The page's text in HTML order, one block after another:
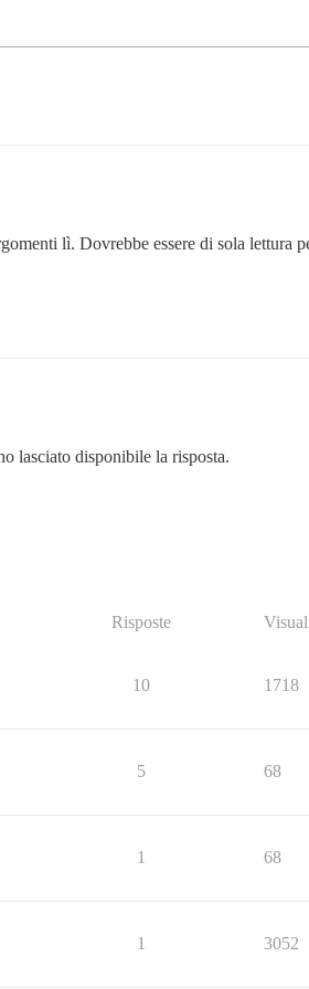
lì. Dovrebbe essere di sola lettura
lasciato disponibile la risposta.
Risposte
10 1718
5 68
1 68
1 3052